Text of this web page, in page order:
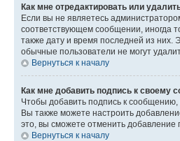
Как мне отредактировать или
Если вы не являетесь
соответствующем сообщении, иногда
также дату и время последней из них.
обычные пользователи не могут
Вернуться к началу
Как мне добавить подпись к своему
Чтобы добавить подпись к
Вы также можете настроить
это, вы сможете отменить
Вернуться к началу